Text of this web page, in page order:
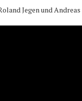
Jegen und